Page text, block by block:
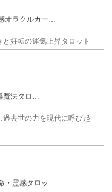
オラクルカー…
好転の運気上昇タロット
魔法タロ…
去世の力を現代に呼び起
・霊感タロッ…